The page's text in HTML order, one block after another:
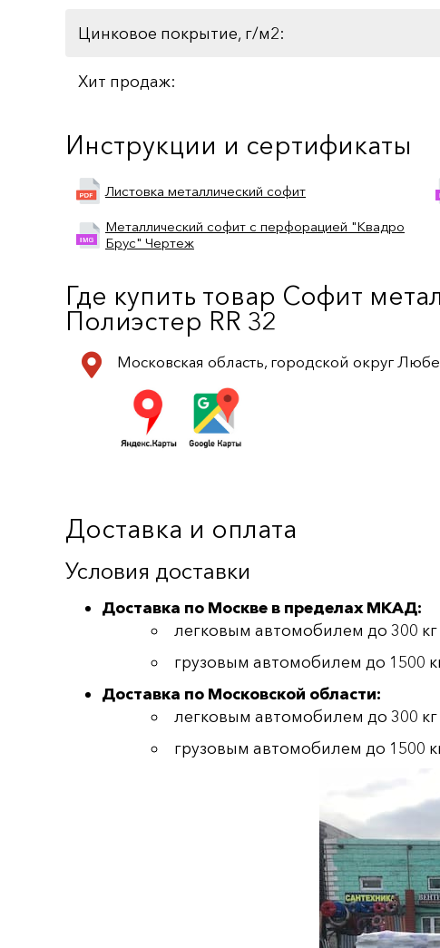
Цинковое покрытие, г/м2:
Хит продаж:
Инструкции и сертификаты
Листовка металлический софит
Металлический софит с перфорацией "Квадро
Брус" Чертеж
Где купить товар Софит
Полиэстер RR 32
Московская область, городской округ
Доставка и оплата
Условия доставки
Доставка по Москве в пределах МКАД:
легковым автомобилем до 300 кг
грузовым автомобилем до 1500
Доставка по Московской области:
легковым автомобилем до 300 кг
грузовым автомобилем до 1500